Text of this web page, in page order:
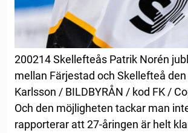
200214 Skellefteås Patrik Norén
mellan Färjestad och Skellefteå
Karlsson / BILDBYRÅN / kod FK /
Och den möjligheten tackar man
rapporterar att 27-åringen är helt